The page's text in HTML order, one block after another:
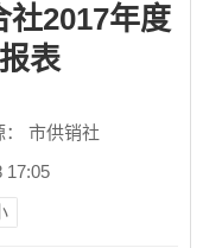
社2017年度
表
： 市供销社
17:05